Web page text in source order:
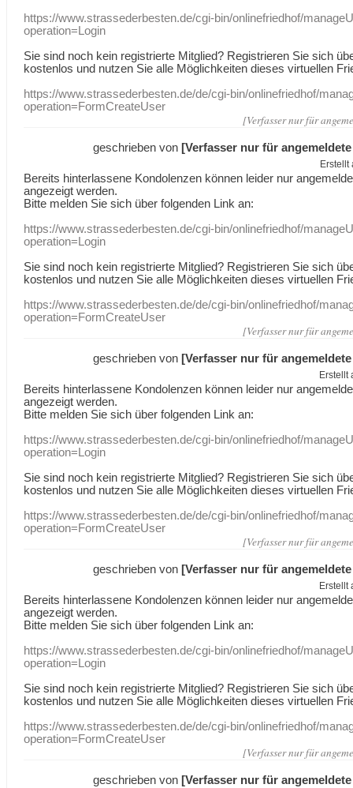
https://www.strassederbesten.de/cgi-bin/onlinefriedhof/
operation=Login
Sie sind noch kein registrierte Mitglied? Registrieren Sie sich
kostenlos und nutzen Sie alle Möglichkeiten dieses virtuellen
https://www.strassederbesten.de/de/cgi-bin/onlinefriedhof/
operation=FormCreateUser
[Verfasser nur für
geschrieben von [Verfasser nur für
Erstellt
Bereits hinterlassene Kondolenzen können leider nur
angezeigt werden.
Bitte melden Sie sich über folgenden Link an:
https://www.strassederbesten.de/cgi-bin/onlinefriedhof/
operation=Login
Sie sind noch kein registrierte Mitglied? Registrieren Sie sich
kostenlos und nutzen Sie alle Möglichkeiten dieses virtuellen
https://www.strassederbesten.de/de/cgi-bin/onlinefriedhof/
operation=FormCreateUser
[Verfasser nur für
geschrieben von [Verfasser nur für
Erstellt
Bereits hinterlassene Kondolenzen können leider nur
angezeigt werden.
Bitte melden Sie sich über folgenden Link an:
https://www.strassederbesten.de/cgi-bin/onlinefriedhof/
operation=Login
Sie sind noch kein registrierte Mitglied? Registrieren Sie sich
kostenlos und nutzen Sie alle Möglichkeiten dieses virtuellen
https://www.strassederbesten.de/de/cgi-bin/onlinefriedhof/
operation=FormCreateUser
[Verfasser nur für
geschrieben von [Verfasser nur für
Erstellt
Bereits hinterlassene Kondolenzen können leider nur
angezeigt werden.
Bitte melden Sie sich über folgenden Link an:
https://www.strassederbesten.de/cgi-bin/onlinefriedhof/
operation=Login
Sie sind noch kein registrierte Mitglied? Registrieren Sie sich
kostenlos und nutzen Sie alle Möglichkeiten dieses virtuellen
https://www.strassederbesten.de/de/cgi-bin/onlinefriedhof/
operation=FormCreateUser
[Verfasser nur für
geschrieben von [Verfasser nur für